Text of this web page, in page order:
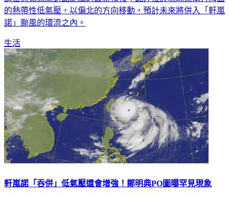
的熱帶性低氣壓，以偏北的方向移動，預計未來將併入「軒嵐
諾」颱風的環流之內。
生活
軒嵐諾「吞併」低氣壓還會增強！鄭明典PO圖曝罕見現象